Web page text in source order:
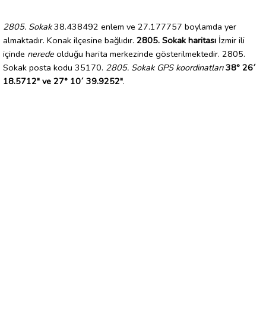
2805. Sokak38.438492 enlem ve 27.177757 boylamda yer
almaktadır. Konak ilçesine bağlıdır. 2805. Sokak haritası İzmir ili
içinde nerede olduğu harita merkezinde gösterilmektedir. 2805.
Sokak posta kodu 35170. 2805. Sokak GPS koordinatları 38° 26´
18.5712" ve 27° 10´ 39.9252".